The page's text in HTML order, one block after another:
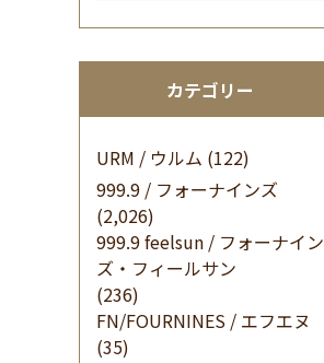
カテゴリー
URM / ウルム (122)
999.9 / フォーナインズ
(2,026)
999.9 feelsun / フォーナイン
ズ・フィールサン
(236)
FN/FOURNINES / エフエヌ
(35)